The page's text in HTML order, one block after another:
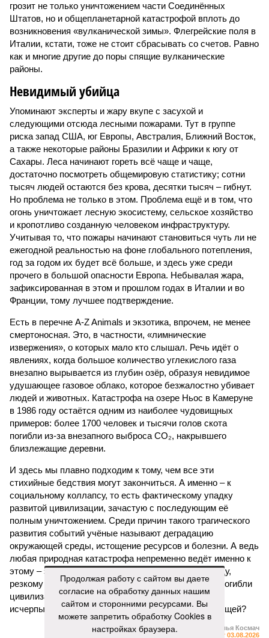
грозит не только уничтожением части Соединённых
Штатов, но и общепланетарной катастрофой вплоть до
возникновения «вулканической зимы». Флегрейские поля в
Италии, кстати, тоже не стоит сбрасывать со счетов. Равно
как и многие другие до поры спящие вулканические
районы.
Невидимый убийца
Упоминают эксперты и жару вкупе с засухой и
следующими отсюда лесными пожарами. Тут в группе
риска запад США, юг Европы, Австралия, Ближний Восток,
а также некоторые районы Бразилии и Африки к югу от
Сахары. Леса начинают гореть всё чаще и чаще,
достаточно посмотреть общемировую статистику; сотни
тысяч людей остаются без крова, десятки тысяч – гибнут.
Но проблема не только в этом. Проблема ещё и в том, что
огонь уничтожает лесную экосистему, сельское хозяйство
и кропотливо созданную человеком инфраструктуру.
Учитывая то, что пожары начинают становиться чуть ли не
ежегодной реальностью на фоне глобального потепления,
год за годом их будет всё больше, и здесь уже среди
прочего в большой опасности Европа. Небывалая жара,
зафиксированная в этом и прошлом годах в Италии и во
Франции, тому лучшее подтверждение.
Есть в перечне A-Z Animals и экзотика, впрочем, не менее
смертоносная. Это, в частности, «лимнические
извержения», о которых мало кто слышал. Речь идёт о
явлениях, когда большое количество углекислого газа
внезапно вырывается из глубин озёр, образуя невидимое
удушающее газовое облако, которое безжалостно убивает
людей и животных. Катастрофа на озере Ньос в Камеруне
в 1986 году остаётся одним из наиболее чудовищных
примеров: более 1700 человек и тысячи голов скота
погибли из-за внезапного выброса CO₂, накрывшего
близлежащие деревни.
И здесь мы плавно подходим к тому, чем все эти
стихийные бедствия могут закончиться. А именно – к
социальному коллапсу, то есть фактическому упадку
развитой цивилизации, зачастую с последующим её
полным уничтожением. Среди причин такого трагического
развития событий учёные называют деградацию
окружающей среды, истощение ресурсов и болезни. А ведь
любая природная катастрофа непременно ведёт именно к
этому – экономическому кризису, эпидемиям, голоду,
резкому сокращению численности населения. Так погибли
цивилизации шумеров, майя, кхмеров – список не
исчерпывающий. Какая цивилизация будет следующей?
Илья Космач
Газета
«Наша версия» №29 от 03.08.2026
Продолжая работу с сайтом вы даете
согласие на обработку данных нашим
сайтом и сторонними ресурсами. Вы
можете запретить обработку Cookies в
настройках браузера.